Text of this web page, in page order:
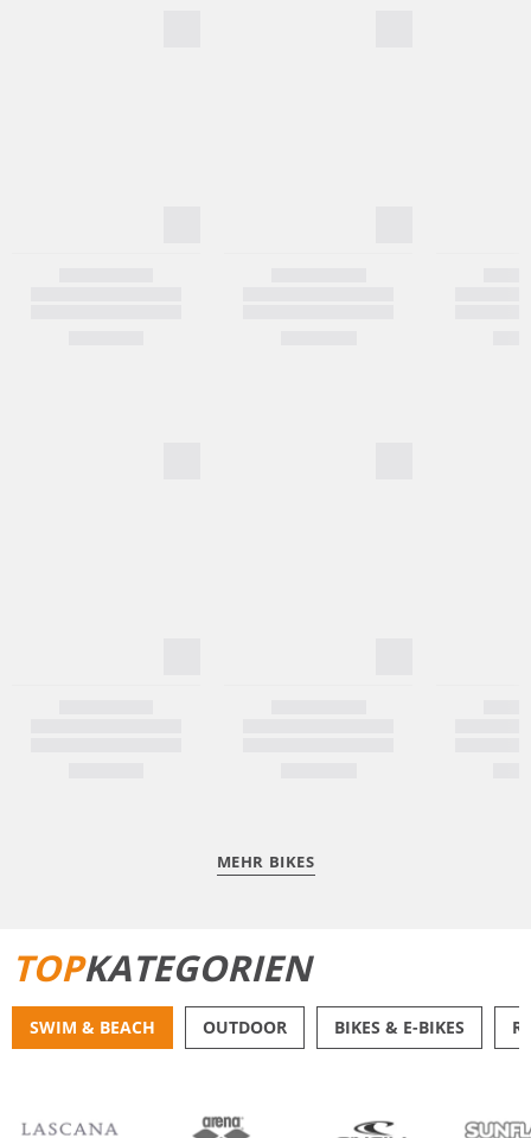
MEHR BIKES
TOPKATEGORIEN
SWIM & BEACH OUTDOOR BIKES & E-BIKES